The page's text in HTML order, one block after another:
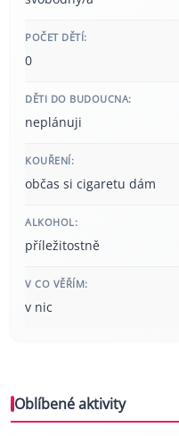
POČET DĚTÍ:
0
DĚTI DO BUDOUCNA:
neplánuji
KOUŘENÍ:
občas si cigaretu dám
ALKOHOL:
příležitostně
V CO VĚŘÍM:
v nic
Oblíbené aktivity